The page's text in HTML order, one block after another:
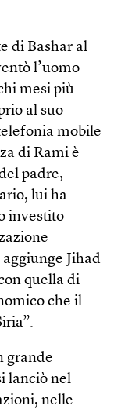
di Bashar al
l’uomo
mesi più
al suo
mobile
di Rami è
padre,
lui ha
investito
Jihad
quella di
che il
grande
lanciò nel
nelle